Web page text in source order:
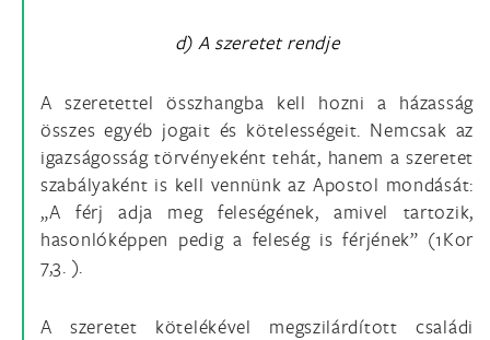
d) A szeretet rendje
A szeretettel összhangba kell hozni a házasság
összes egyéb jogait és kötelességeit. Nemcsak az
igazságosság törvényeként tehát, hanem a szeretet
szabályaként is kell vennünk az Apostol mondását:
„A férj adja meg feleségének, amivel tartozik,
hasonlóképpen pedig a feleség is férjének” (1Kor
7,3. ).
A szeretet kötelékével megszilárdított családi